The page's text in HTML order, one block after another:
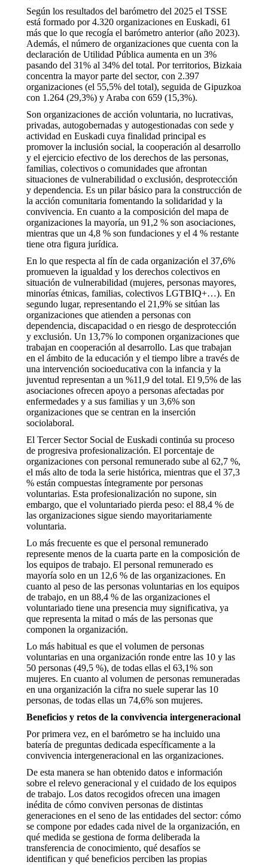
Según los resultados del barómetro del 2025 el TSSE
está formado por 4.320 organizaciones en Euskadi, 61
más que lo que recogía el barómetro anterior (año 2023).
Además, el número de organizaciones que cuenta con la
declaración de Utilidad Pública aumenta en un 3%
pasando del 31% al 34% del total. Por territorios, Bizkaia
concentra la mayor parte del sector, con 2.397
organizaciones (el 55,5% del total), seguida de Gipuzkoa
con 1.264 (29,3%) y Araba con 659 (15,3%).
Son organizaciones de acción voluntaria, no lucrativas,
privadas, autogobernadas y autogestionadas con sede y
actividad en Euskadi cuya finalidad principal es
promover la inclusión social, la cooperación al desarrollo
y el ejercicio efectivo de los derechos de las personas,
familias, colectivos o comunidades que afrontan
situaciones de vulnerabilidad o exclusión, desprotección
y dependencia. Es un pilar básico para la construcción de
la acción comunitaria fomentando la solidaridad y la
convivencia. En cuanto a la composición del mapa de
organizaciones la mayoría, un 91,2 % son asociaciones,
mientras que un 4,8 % son fundaciones y el 4 % restante
tiene otra figura jurídica.
En lo que respecta al fín de cada organización el 37,6%
promueven la igualdad y los derechos colectivos en
situación de vulnerabilidad (mujeres, personas mayores,
minorías étnicas, familias, colectivos LGTBIQ+…). En
segundo lugar, representando el 21,9% se sitúan las
organizaciones que atienden a personas con
dependencia, discapacidad o en riesgo de desprotección
y exclusión. Un 13,7% lo componen organizaciones que
trabajan en cooperación al desarrollo. Las que trabajan
en el ámbito de la educación y el tiempo libre a través de
una intervención socioeducativa con la infancia y la
juventud representan a un %11,9 del total. El 9,5% de las
asociaciones ofrecen apoyo a personas afectadas por
enfermedades y a sus familias y un 3,6% son
organizaciones que se centran en la inserción
sociolaboral.
El Tercer Sector Social de Euskadi continúa su proceso
de progresiva profesionalización. El porcentaje de
organizaciones con personal remunerado sube al 62,7 %,
el más alto de toda la serie histórica, mientras que el 37,3
% están compuestas íntegramente por personas
voluntarias. Esta profesionalización no supone, sin
embargo, que el voluntariado pierda peso: el 88,4 % de
las organizaciones sigue siendo mayoritariamente
voluntaria.
Lo más frecuente es que el personal remunerado
represente menos de la cuarta parte en la composición de
los equipos de trabajo. El personal remunerado es
mayoría solo en un 12,6 % de las organizaciones. En
cuanto al peso de las personas voluntarias en los equipos
de trabajo, en un 88,4 % de las organizaciones el
voluntariado tiene una presencia muy significativa, ya
que representa la mitad o más de las personas que
componen la organización.
Lo más habitual es que el volumen de personas
voluntarias en una organización ronde entre las 10 y las
50 personas (49,5 %), de todas ellas el 63,1% son
mujeres. En cuanto al volumen de personas remuneradas
en una organización la cifra no suele superar las 10
personas, de todas ellas un 74,6% son mujeres.
Beneficios y retos de la convivencia intergeneracional
Por primera vez, en el barómetro se ha incluido una
batería de preguntas dedicada específicamente a la
convivencia intergeneracional en las organizaciones.
De esta manera se han obtenido datos e información
sobre el relevo generacional y el cuidado de los equipos
de trabajo. Los datos recogidos ofrecen una imagen
inédita de cómo conviven personas de distintas
generaciones en el seno de las entidades del sector: cómo
se compone por edades cada nivel de la organización, en
qué medida se gestiona de forma deliberada la
transferencia de conocimiento, qué desafíos se
identifican y qué beneficios perciben las propias